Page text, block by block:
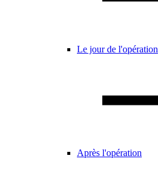
Le jour de l'opération
Après l'opération